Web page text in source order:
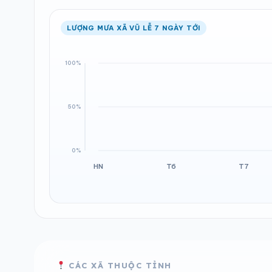
LƯỢNG MƯA XÃ VŨ LỄ 7 NGÀY TỚI
CÁC XÃ THUỘC TỈNH